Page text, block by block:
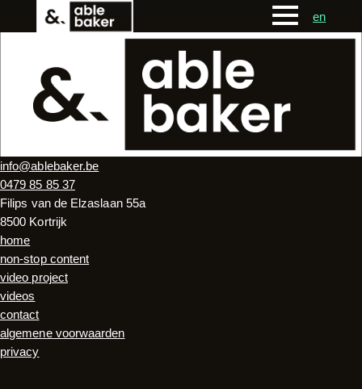
en
info@ablebaker.be
0479 85 85 37
Filips van de Elzaslaan 55a
8500 Kortrijk
home
non-stop content
video project
videos
contact
algemene voorwaarden
privacy